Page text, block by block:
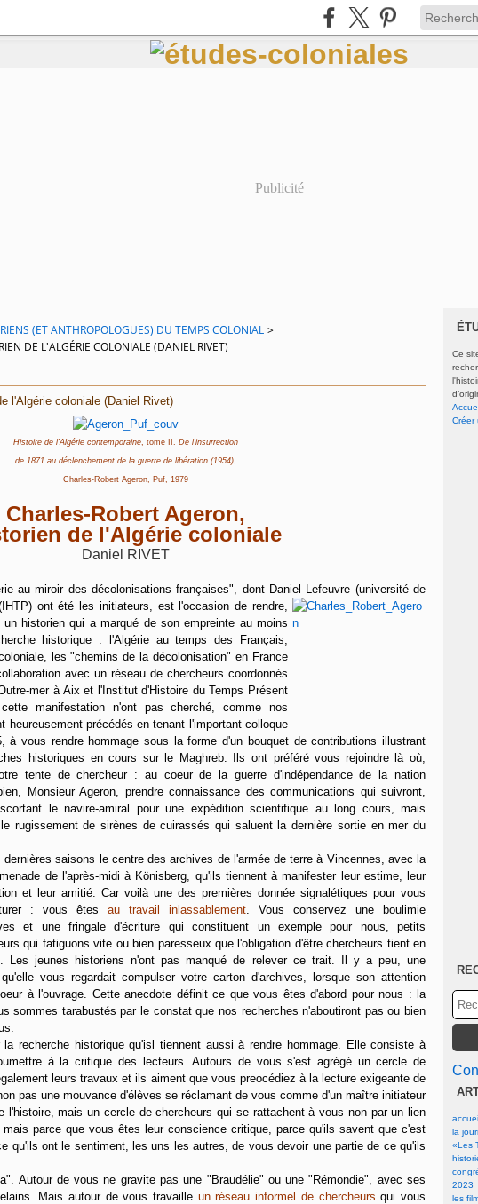
Publicité
(ET ANTHROPOLOGUES) DU TEMPS COLONIAL >
DE L'ALGÉRIE COLONIALE (DANIEL RIVET)
l'Algérie coloniale (Daniel Rivet)
Histoire de l'Algérie contemporaine, tome II. De l'insurrection
de 1871 au déclenchement de la guerre de libération (1954),
Charles-Robert Ageron, Puf, 1979
Charles-Robert Ageron,
de l'Algérie coloniale
Daniel RIVET
au miroir des décolonisations françaises", dont Daniel Lefeuvre (université de
ont été les initiateurs, est l'occasion de rendre,
historien qui a marqué de son empreinte au moins
historique : l'Algérie au temps des Français,
les "chemins de la décolonisation" en France
avec un réseau de chercheurs coordonnés
mer à Aix et l'Institut d'Histoire du Temps Présent
manifestation n'ont pas cherché, comme nos
heureusement précédés en tenant l'important colloque
à vous rendre hommage sous la forme d'un bouquet de contributions illustrant
historiques en cours sur le Maghreb. Ils ont préféré vous rejoindre là où,
tente de chercheur : au coeur de la guerre d'indépendance de la nation
Monsieur Ageron, prendre connaissance des communications qui suivront,
le navire-amiral pour une expédition scientifique au long cours, mais
rugissement de sirènes de cuirassés qui saluent la dernière sortie en mer du
saisons le centre des archives de l'armée de terre à Vincennes, avec la
de l'après-midi à Könisberg, qu'ils tiennent à manifester leur estime, leur
et leur amitié. Car voilà une des premières donnée signalétiques pour vous
: vous êtes au travail inlassablement. Vous conservez une boulimie
et une fringale d'écriture qui constituent un exemple pour nous, petits
qui fatiguons vite ou bien paresseux que l'obligation d'être chercheurs tient en
Les jeunes historiens n'ont pas manqué de relever ce trait. Il y a peu, une
vous regardait compulser votre carton d'archives, lorsque son attention
à l'ouvrage. Cette anecdote définit ce que vous êtes d'abord pour nous : la
sommes tarabustés par le constat que nos recherches n'aboutiront pas ou bien
recherche historique qu'isl tiennent aussi à rendre hommage. Elle consiste à
à la critique des lecteurs. Autours de vous s'est agrégé un cercle de
leurs travaux et ils aiment que vous preocédiez à la lecture exigeante de
pas une mouvance d'élèves se réclamant de vous comme d'un maître initiateur
l'histoire, mais un cercle de chercheurs qui se rattachent à vous non par un lien
parce que vous êtes leur conscience critique, parce qu'ils savent que c'est
qu'ils ont le sentiment, les uns les autres, de vous devoir une partie de ce qu'ils
Autour de vous ne gravite pas une "Braudélie" ou une "Rémondie", avec ses
Mais autour de vous travaille un réseau informel de chercheurs qui vous
Ce
Créer
la
«Les
2023
les